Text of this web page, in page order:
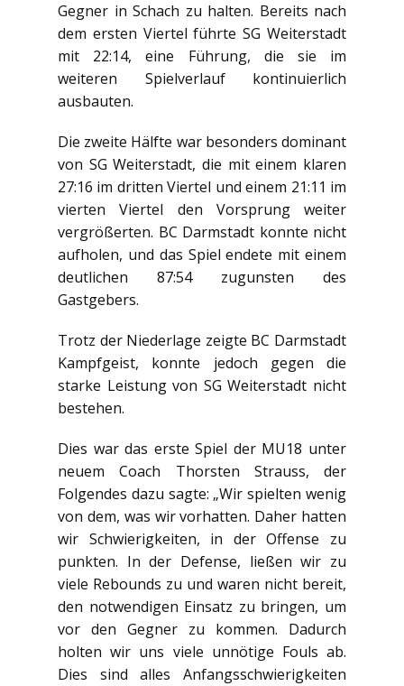
Gegner in Schach zu halten. Bereits nach
dem ersten Viertel führte SG Weiterstadt
mit 22:14, eine Führung, die sie im
weiteren Spielverlauf kontinuierlich
ausbauten.
Die zweite Hälfte war besonders dominant
von SG Weiterstadt, die mit einem klaren
27:16 im dritten Viertel und einem 21:11 im
vierten Viertel den Vorsprung weiter
vergrößerten. BC Darmstadt konnte nicht
aufholen, und das Spiel endete mit einem
deutlichen 87:54 zugunsten des
Gastgebers.
Trotz der Niederlage zeigte BC Darmstadt
Kampfgeist, konnte jedoch gegen die
starke Leistung von SG Weiterstadt nicht
bestehen.
Dies war das erste Spiel der MU18 unter
neuem Coach Thorsten Strauss, der
Folgendes dazu sagte: „Wir spielten wenig
von dem, was wir vorhatten. Daher hatten
wir Schwierigkeiten, in der Offense zu
punkten. In der Defense, ließen wir zu
viele Rebounds zu und waren nicht bereit,
den notwendigen Einsatz zu bringen, um
vor den Gegner zu kommen. Dadurch
holten wir uns viele unnötige Fouls ab.
Dies sind alles Anfangsschwierigkeiten